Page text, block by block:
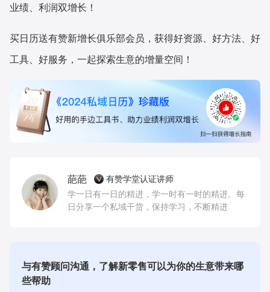
业绩、利润双增长！
买日历送有赞新增长俱乐部会员，获得好资源、好方法、好
工具、好服务，一起探索生意的增量空间！
葩葩
有赞学堂认证讲师
学一日有一日的精进，学一时有一时的精进。每
日分享一个私域干货，保持学习，不断精进
与有赞顾问沟通，了解新零售可以为你的生意带来哪
些帮助